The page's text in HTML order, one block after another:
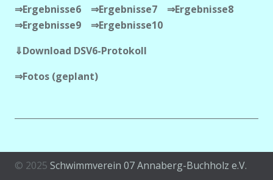
⇒Ergebnisse6 ⇒Ergebnisse7 ⇒Ergebnisse8
⇒Ergebnisse9 ⇒Ergebnisse10
⇓Download DSV6-Protokoll
⇒Fotos (geplant)
© 2025 Schwimmverein 07 Annaberg-Buchholz e.V.